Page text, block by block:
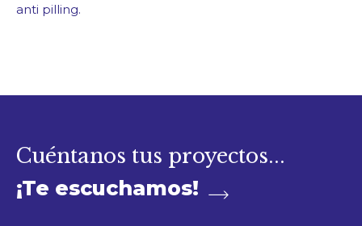
anti pilling.
Cuéntanos tus proyectos...
¡Te escuchamos!